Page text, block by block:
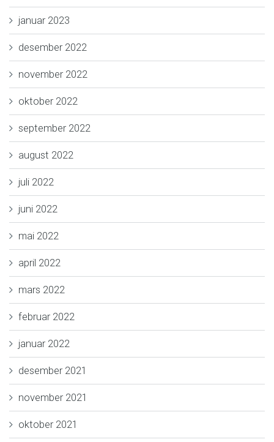
januar 2023
desember 2022
november 2022
oktober 2022
september 2022
august 2022
juli 2022
juni 2022
mai 2022
april 2022
mars 2022
februar 2022
januar 2022
desember 2021
november 2021
oktober 2021